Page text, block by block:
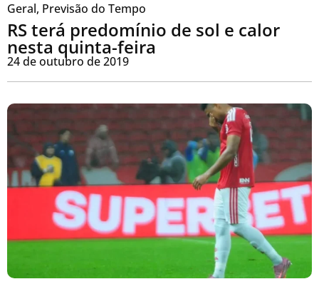
Geral, Previsão do Tempo
RS terá predomínio de sol e calor
nesta quinta-feira
24 de outubro de 2019